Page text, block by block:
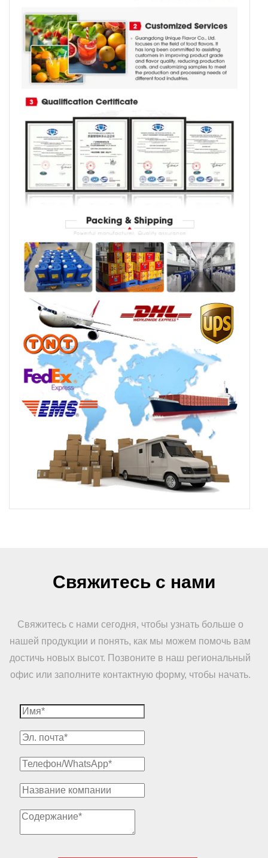
Свяжитесь с нами
Свяжитесь с нами сегодня, чтобы узнать больше о
нашей продукции и понять, как мы можем помочь вам
достичь новых высот. Позвоните в наш региональный
офис или заполните контактную форму, чтобы начать.